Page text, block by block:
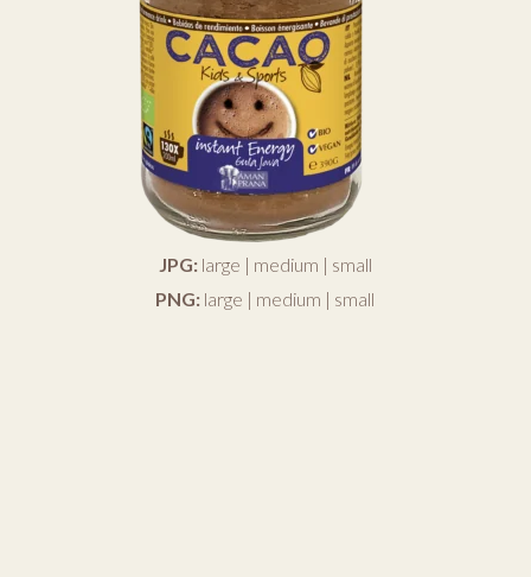
JPG: large | medium | small
PNG: large | medium | small